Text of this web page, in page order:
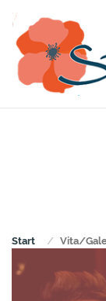
Start Vita/